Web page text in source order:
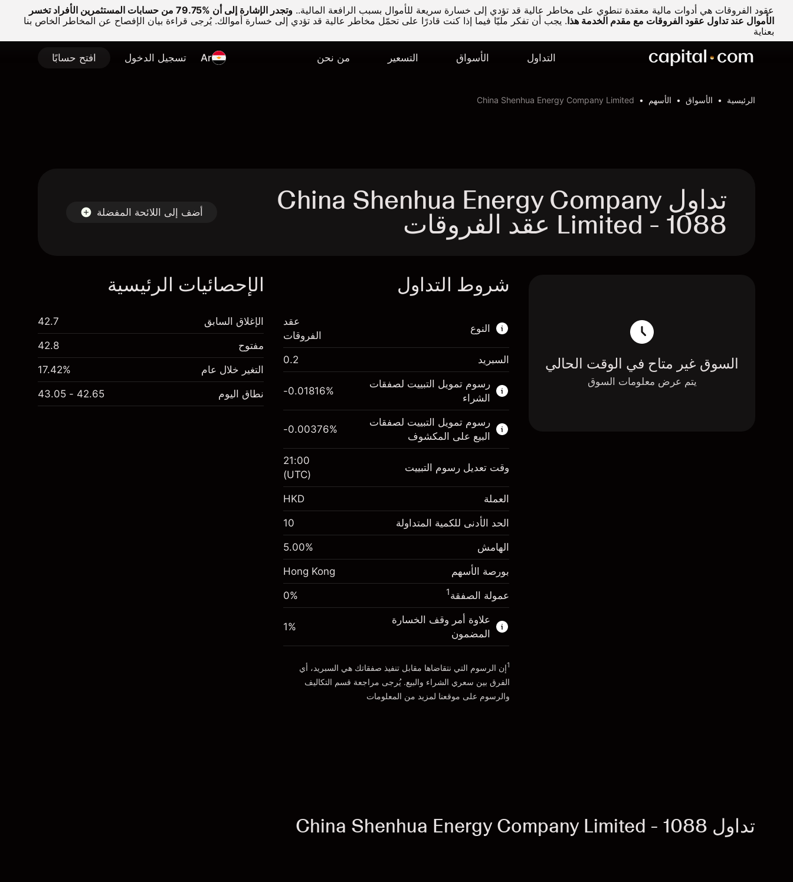
عقود الفروقات هي أدوات مالية معقدة تنطوي على مخاطر عالية قد تؤدي إلى خسارة سريعة للأموال بسبب الرافعة المالية..
وتجدر الإشارة إلى أن %79.75 من حسابات المستثمرين الأفراد تخسر
الأموال عند تداول عقود الفروقات مع مقدم الخدمة هذا. يجب أن تفكر مليّا فيما إذا كنت قادرًا على تحمّل مخاطر عالية قد تؤدي إلى خسارة أموالك. يُرجى قراءة بيان الإفصاح عن المخاطر الخاص بنا
بعناية
التداول الأسواق التسعير من نحن Ar تسجيل الدخول افتح حسابًا
الرئيسية الأسواق الأسهم China Shenhua Energy Company Limited
تداول China Shenhua Energy Company
Limited - 1088 عقد الفروقات أضف إلى اللائحة المفضلة
السوق غير متاح في الوقت الحالي
يتم عرض معلومات السوق
شروط التداول
النوع
هذا السوق المالي متاح للتداول من خلال عقود
الفروقات.
اعرف المزيد عن:
عقود الفروقات
عقد
الفروقات
السبريد 0.2
رسوم تمويل التبييت لصفقات
الشراء
الهامش. استثمارك
HK$1,000.00
الرسوم من قيمة الصفقة الكاملة
-0.018156
(-HK$3.63)
حجم الصفقة بالرافعة المالية ~HK$20,000.00
الأموال من الرافعة المالية ~ دولار
HK$19,000.00
انتقل إلى المنصة
-0.01816%
رسوم تمويل التبييت لصفقات
البيع على المكشوف
HK$1,000.00
رسوم التبييت
الرسوم من قيمة الصفقة الكاملة
-0.003762%
(-HK$0.75)
حجم الصفقة بالرافعة المالية ~
الأموال من الرافعة المالية ~ دولارHK$19,000.00
انتقل إلى المنصة
-0.00376%
وقت تعديل رسوم التبييت
21:00
(UTC)
العملة HKD
الحد الأدنى للكمية المتداولة 10
الهامش 5.00%
بورصة الأسهم Hong Kong
عمولة الصفقة1
0%
علاوة أمر وقف الخسارة
المضمون
1%
1إن الرسوم التي نتقاضاها مقابل تنفيذ صفقاتك هي السبريد، أي
الفرق بين سعري الشراء والبيع. يُرجى مراجعة قسم التكاليف
والرسوم على موقعنا لمزيد من المعلومات
الإحصائيات الرئيسية
الإغلاق السابق 42.7
مفتوح 42.8
التغير خلال عام 17.42%
نطاق اليوم 42.65 - 43.05
تداول China Shenhua Energy Company Limited - 1088